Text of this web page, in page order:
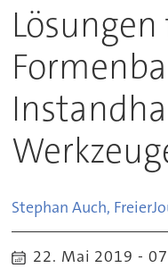
Stephan Auch, Freier
22. Mai 2019 -